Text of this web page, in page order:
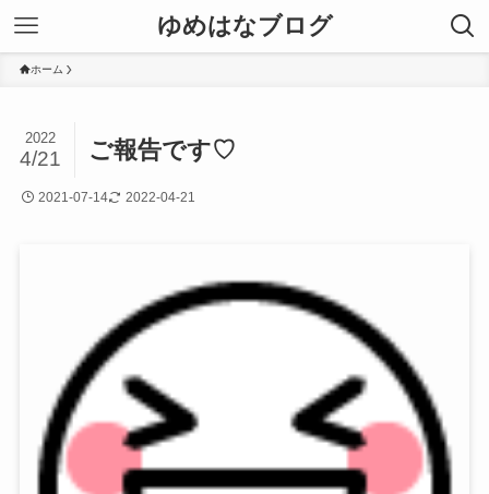
ゆめはなブログ
ホーム
ご報告です♡
2022
4/21
2021-07-14 2022-04-21